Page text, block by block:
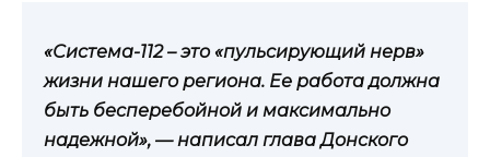
«Система-112 – это «пульсирующий нерв»
жизни нашего региона. Ее работа должна
быть бесперебойной и максимально
надежной», — написал глава Донского